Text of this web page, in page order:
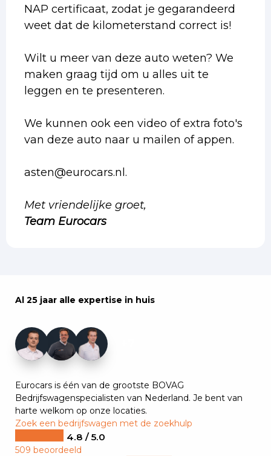
NAP certificaat, zodat je gegarandeerd
weet dat de kilometerstand correct is!
Wilt u meer van deze auto weten? We
maken graag tijd om u alles uit te
leggen en te presenteren.
We kunnen ook een video of extra foto's
van deze auto naar u mailen of appen.
asten@eurocars.nl.
Met vriendelijke groet,
Team Eurocars
Al 25 jaar alle expertise in huis
Eurocars is één van de grootste BOVAG
Bedrijfswagenspecialisten van Nederland. Je bent van
harte welkom op onze locaties.
Zoek een bedrijfswagen met de zoekhulp
4.8 / 5.0
509 beoordeeld